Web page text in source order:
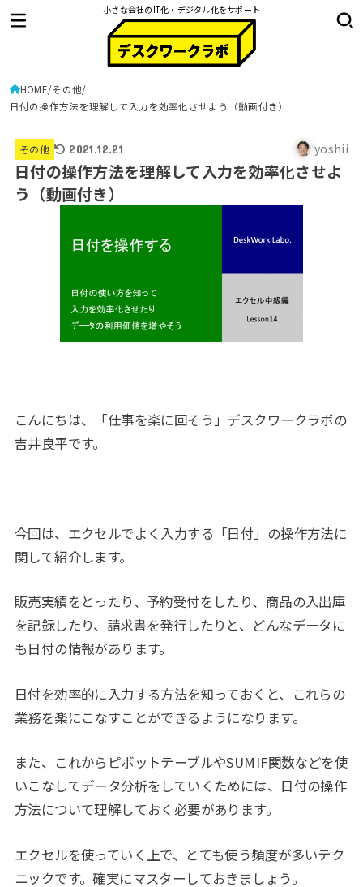
小さな会社のIT化・デジタル化をサポート
HOME その他
日付の操作方法を理解して入力を効率化させよう（動画付き）
その他 2021.12.21 yoshii
日付の操作方法を理解して入力を効率化させよ
う（動画付き）
こんにちは、「仕事を楽に回そう」デスクワークラボの
吉井良平です。
今回は、エクセルでよく入力する「日付」の操作方法に
関して紹介します。
販売実績をとったり、予約受付をしたり、商品の入出庫
を記録したり、請求書を発行したりと、どんなデータに
も日付の情報があります。
日付を効率的に入力する方法を知っておくと、これらの
業務を楽にこなすことができるようになります。
また、これからピボットテーブルやSUMIF関数などを使
いこなしてデータ分析をしていくためには、日付の操作
方法について理解しておく必要があります。
エクセルを使っていく上で、とても使う頻度が多いテク
ニックです。確実にマスターしておきましょう。